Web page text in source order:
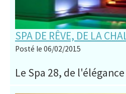
SPA DE RÊVE, DE LA
Posté le 06/02/2015
Le Spa 28, de